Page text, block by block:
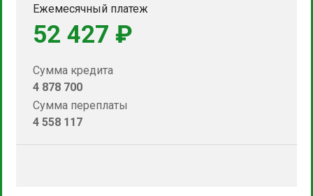
Ежемесячный платеж
52 427 ₽
Сумма кредита
4 878 700
Сумма переплаты
4 558 117